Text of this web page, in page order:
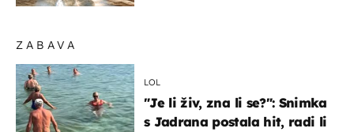
ZABAVA
LOL
"Je li živ, zna li se?": Snimka
s Jadrana postala hit, radi li